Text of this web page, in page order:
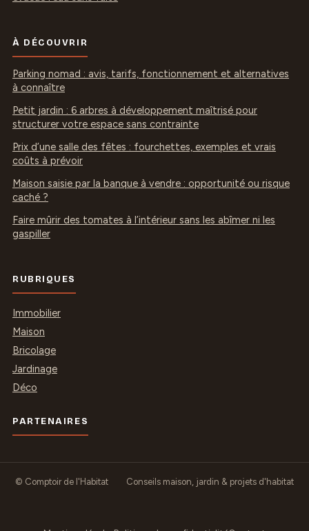
À DÉCOUVRIR
Parking nomad : avis, tarifs, fonctionnement et alternatives
à connaître
Petit jardin : 6 arbres à développement maîtrisé pour
structurer votre espace sans contrainte
Prix d’une salle des fêtes : fourchettes, exemples et vrais
coûts à prévoir
Maison saisie par la banque à vendre : opportunité ou risque
caché ?
Faire mûrir des tomates à l’intérieur sans les abîmer ni les
gaspiller
RUBRIQUES
Immobilier
Maison
Bricolage
Jardinage
Déco
PARTENAIRES
© Comptoir de l'Habitat Conseils maison, jardin & projets d'habitat